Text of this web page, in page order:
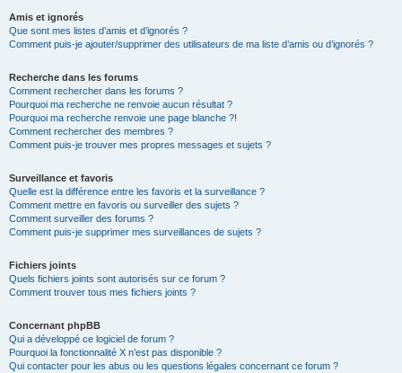
Amis et ignorés
Que sont mes listes d’amis et d’ignorés ?
Comment puis-je ajouter/supprimer des utilisateurs de ma liste d’amis ou d’ignorés ?
Recherche dans les forums
Comment rechercher dans les forums ?
Pourquoi ma recherche ne renvoie aucun résultat ?
Pourquoi ma recherche renvoie une page blanche ?!
Comment rechercher des membres ?
Comment puis-je trouver mes propres messages et sujets ?
Surveillance et favoris
Quelle est la différence entre les favoris et la surveillance ?
Comment mettre en favoris ou surveiller des sujets ?
Comment surveiller des forums ?
Comment puis-je supprimer mes surveillances de sujets ?
Fichiers joints
Quels fichiers joints sont autorisés sur ce forum ?
Comment trouver tous mes fichiers joints ?
Concernant phpBB
Qui a développé ce logiciel de forum ?
Pourquoi la fonctionnalité X n’est pas disponible ?
Qui contacter pour les abus ou les questions légales concernant ce forum ?